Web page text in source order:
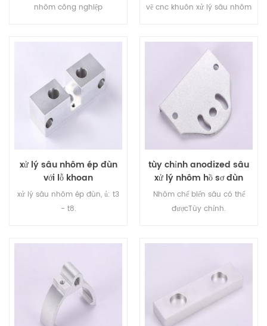
nhôm công nghiệp
vẽ cnc khuôn xử lý sâu nhôm
xử lý sâu nhôm ép đùn
với lỗ khoan
xử lý sâu nhôm ép đùn, ủ: t3
- t8.
tùy chỉnh anodized sâu
xử lý nhôm hồ sơ đùn
Nhôm chế biến sâu có thể
đượcTùy chỉnh.